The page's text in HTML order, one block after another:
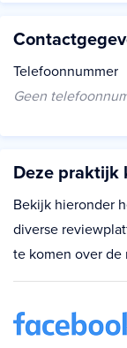
Telefoonnummer
Geen
Deze praktijk
Bekijk hieronder
diverse
te komen over de